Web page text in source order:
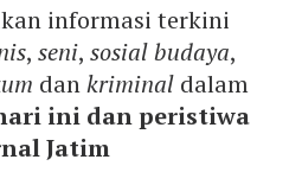
informasi terkini
, seni, sosial budaya,
dankriminal dalam
ini dan peristiwa
Jatim